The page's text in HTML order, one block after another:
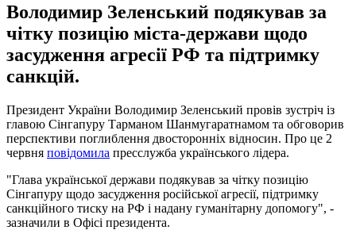
Володимир Зеленський подякував за
чітку позицію міста-держави щодо
засудження агресії РФ та підтримку
санкцій.
Президент України Володимир Зеленський провів зустріч із
главою Сінгапуру Тарманом Шанмугаратнамом та обговорив
перспективи поглиблення двосторонніх відносин. Про це 2
червня повідомила пресслужба українського лідера.
"Глава української держави подякував за чітку позицію
Сінгапуру щодо засудження російської агресії, підтримку
санкційного тиску на РФ і надану гуманітарну допомогу", -
зазначили в Офісі президента.